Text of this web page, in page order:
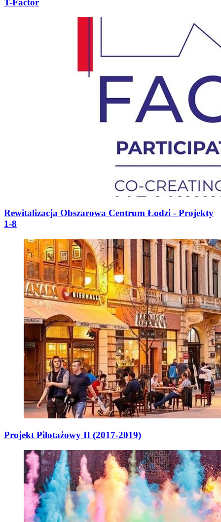
T-Factor
Rewitalizacja Obszarowa Centrum Łodzi - Projekty
1-8
Projekt Pilotażowy II (2017-2019)